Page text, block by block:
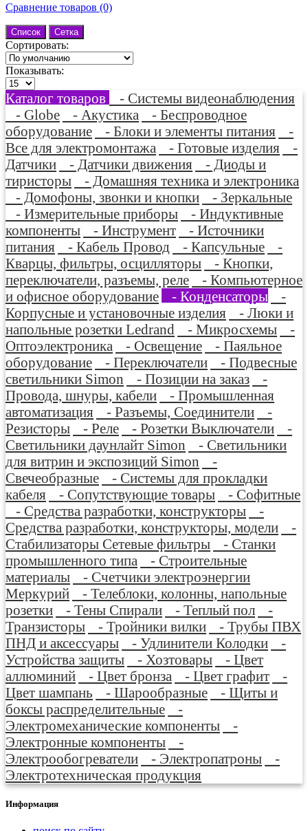
Сравнение товаров (0)
Список Сетка
Сортировать:
Показывать:
Каталог товаров
- Системы видеонаблюдения
- Globe
- Акустика
- Беспроводное
оборудование
- Блоки и элементы питания
-
Все для электромонтажа
- Готовые изделия
-
Датчики
- Датчики движения
- Диоды и
тиристоры
- Домашняя техника и электроника
- Домофоны, звонки и кнопки
- Зеркальные
- Измерительные приборы
- Индуктивные
компоненты
- Инструмент
- Источники
питания
- Кабель Провод - Капсульные
-
Кварцы, фильтры, осцилляторы
- Кнопки,
переключатели, разъемы, реле
- Компьютерное
и офисное оборудование
- Конденсаторы
-
Корпусные и установочные изделия
- Люки и
напольные розетки Ledrand
- Микросхемы
-
Оптоэлектроника
- Освещение
- Паяльное
оборудование
- Переключатели
- Подвесные
светильники Simon
- Позиции на заказ
-
Провода, шнуры, кабели
- Промышленная
автоматизация
- Разъемы, Соединители
-
Резисторы
- Реле - Розетки Выключатели
-
Светильники даунлайт Simon
- Светильники
для витрин и экспозиций Simon
-
Свечеобразные
- Системы для прокладки
кабеля
- Сопутствующие товары
- Софитные
- Средства разработки, конструкторы
-
Средства разработки, конструкторы, модели
-
Стабилизаторы Сетевые фильтры
- Станки
промышленного типа
- Строительные
материалы
- Счетчики электроэнергии
Меркурий
- Телеблоки, колонны, напольные
розетки
- Тены Спирали - Теплый пол
-
Транзисторы
- Тройники вилки
- Трубы ПВХ
ПНД и аксессуары
- Удлинители Колодки
-
Устройства защиты
- Хозтовары
- Цвет
аллюминий
- Цвет бронза - Цвет графит
-
Цвет шампань
- Шарообразные
- Щиты и
боксы распределительные
-
Электромеханические компоненты
-
Электронные компоненты
-
Электрообогреватели
- Электропатроны
-
Электротехническая продукция
Информация